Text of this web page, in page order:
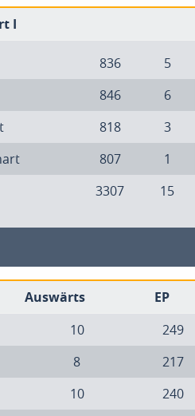
I
836
5
846
6
818
3
807
1
3307 15
Auswärts
EP
10
249
8
217
10
240